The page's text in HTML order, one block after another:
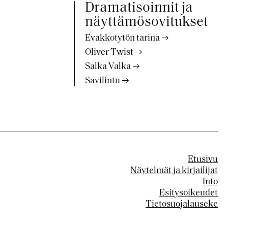
Dramatisoinnit ja
näyttämösovitukset
Evakkotytön tarina
Oliver Twist
Salka Valka
Savilintu
Etusivu
Näytelmät ja kirjailijat
Info
Esitysoikeudet
Tietosuojalauseke